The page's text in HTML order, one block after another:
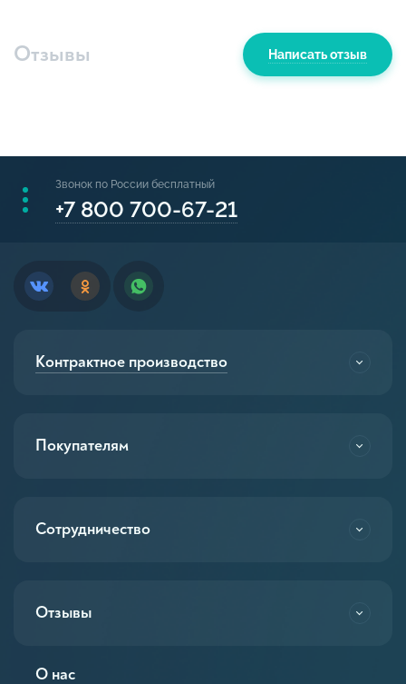
Отзывы Написать отзыв
Звонок по России бесплатный
+7 800 700-67-21
Контрактное производство
Покупателям
Сотрудничество
Отзывы
О нас